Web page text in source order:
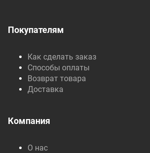
Покупателям
Как сделать заказ
Способы оплаты
Возврат товара
Доставка
Компания
О нас